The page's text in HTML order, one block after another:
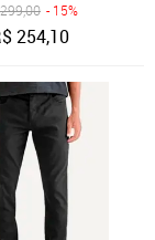
299,00 - 15%
254,10